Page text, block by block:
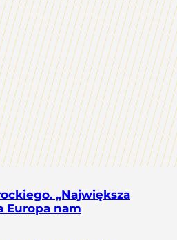
„Największa
Europa nam